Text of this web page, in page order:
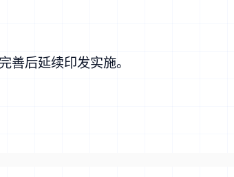
后延续印发实施。